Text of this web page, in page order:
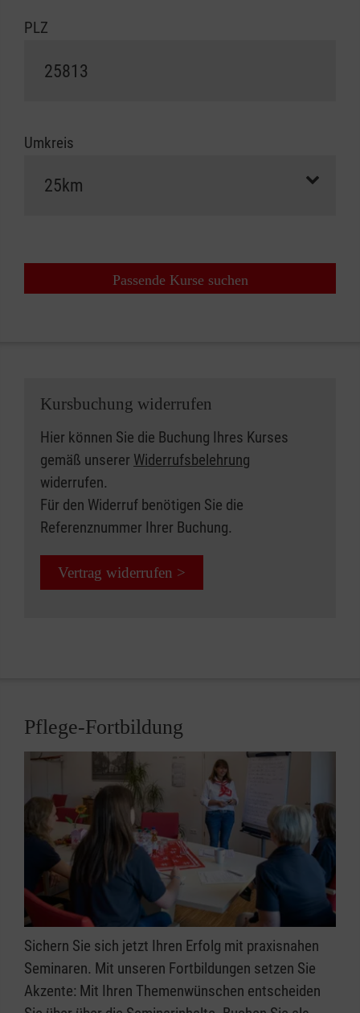
PLZ
Umkreis
Passende Kurse suchen
Kursbuchung widerrufen
Hier können Sie die Buchung Ihres Kurses
gemäß unserer Widerrufsbelehrung
widerrufen.
Für den Widerruf benötigen Sie die
Referenznummer Ihrer Buchung.
Vertrag widerrufen >
Pflege-Fortbildung
Sichern Sie sich jetzt Ihren Erfolg mit praxisnahen
Seminaren. Mit unseren Fortbildungen setzen Sie
Akzente: Mit Ihren Themenwünschen entscheiden